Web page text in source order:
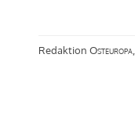
Redaktion Osteuropa